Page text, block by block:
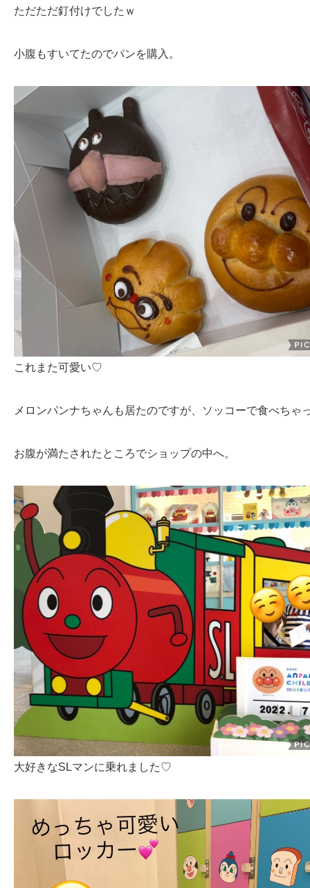
ただただ釘付けでしたｗ
小腹もすいてたのでパンを購入。
これまた可愛い♡
メロンパンナちゃんも居たのですが、ソッコーで食べちゃ
お腹が満たされたところでショップの中へ。
大好きなSLマンに乗れました♡